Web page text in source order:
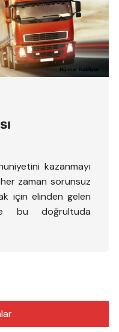
kazanmayı
zaman sorunsuz
için elinden gelen
bu doğrultuda